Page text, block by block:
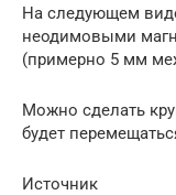
На следующем
неодимовыми
(примерно 5 мм
Можно сделать
будет
Источник